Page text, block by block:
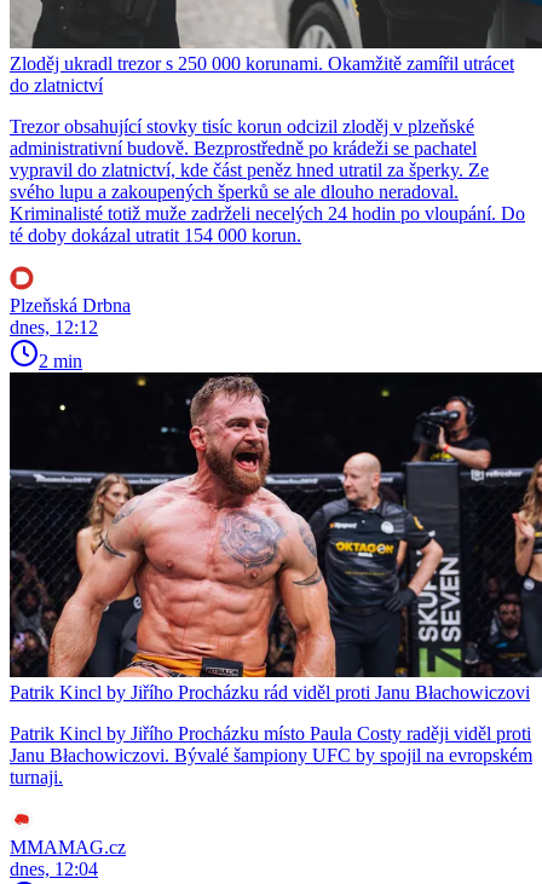
Zloděj ukradl trezor s 250 000 korunami. Okamžitě zamířil utrácet
do zlatnictví
Trezor obsahující stovky tisíc korun odcizil zloděj v plzeňské
administrativní budově. Bezprostředně po krádeži se pachatel
vypravil do zlatnictví, kde část peněz hned utratil za šperky. Ze
svého lupu a zakoupených šperků se ale dlouho neradoval.
Kriminalisté totiž muže zadrželi necelých 24 hodin po vloupání. Do
té doby dokázal utratit 154 000 korun.
Plzeňská Drbna
dnes, 12:12
2 min
Patrik Kincl by Jiřího Procházku rád viděl proti Janu Błachowiczovi
Patrik Kincl by Jiřího Procházku místo Paula Costy raději viděl proti
Janu Błachowiczovi. Bývalé šampiony UFC by spojil na evropském
turnaji.
MMAMAG.cz
dnes, 12:04